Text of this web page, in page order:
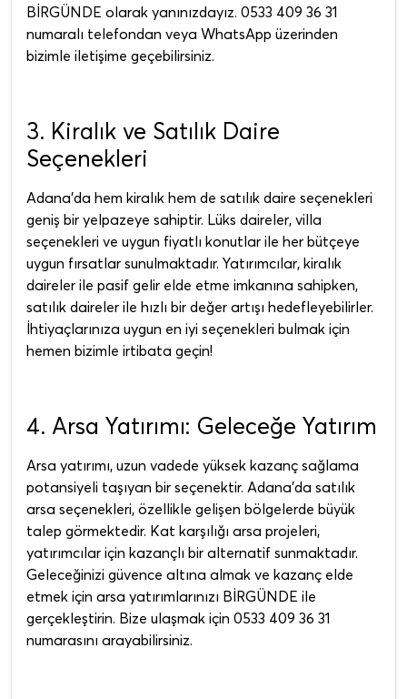
BİRGÜNDE olarak yanınızdayız. 0533 409 36 31
numaralı telefondan veya WhatsApp üzerinden
bizimle iletişime geçebilirsiniz.
3. Kiralık ve Satılık Daire
Seçenekleri
Adana'da hem kiralık hem de satılık daire seçenekleri
geniş bir yelpazeye sahiptir. Lüks daireler, villa
seçenekleri ve uygun fiyatlı konutlar ile her bütçeye
uygun fırsatlar sunulmaktadır. Yatırımcılar, kiralık
daireler ile pasif gelir elde etme imkanına sahipken,
satılık daireler ile hızlı bir değer artışı hedefleyebilirler.
İhtiyaçlarınıza uygun en iyi seçenekleri bulmak için
hemen bizimle irtibata geçin!
4. Arsa Yatırımı: Geleceğe Yatırım
Arsa yatırımı, uzun vadede yüksek kazanç sağlama
potansiyeli taşıyan bir seçenektir. Adana'da satılık
arsa seçenekleri, özellikle gelişen bölgelerde büyük
talep görmektedir. Kat karşılığı arsa projeleri,
yatırımcılar için kazançlı bir alternatif sunmaktadır.
Geleceğinizi güvence altına almak ve kazanç elde
etmek için arsa yatırımlarınızı BİRGÜNDE ile
gerçekleştirin. Bize ulaşmak için 0533 409 36 31
numarasını arayabilirsiniz.